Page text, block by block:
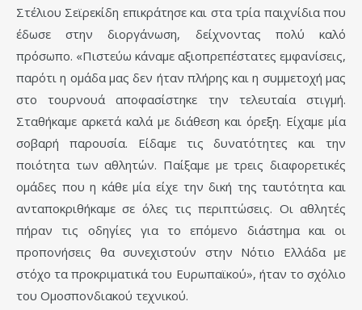
Στέλιου Σεϊρεκίδη επικράτησε και στα τρία παιχνίδια που
έδωσε στην διοργάνωση, δείχνοντας πολύ καλό
πρόσωπο. «Πιστεύω κάναμε αξιοπρεπέστατες εμφανίσεις,
παρότι η ομάδα μας δεν ήταν πλήρης και η συμμετοχή μας
στο τουρνουά αποφασίστηκε την τελευταία στιγμή.
Σταθήκαμε αρκετά καλά με διάθεση και όρεξη. Είχαμε μία
σοβαρή παρουσία. Είδαμε τις δυνατότητες και την
ποιότητα των αθλητών. Παίξαμε με τρεις διαφορετικές
ομάδες που η κάθε μία είχε την δική της ταυτότητα και
ανταποκριθήκαμε σε όλες τις περιπτώσεις. Οι αθλητές
πήραν τις οδηγίες για το επόμενο διάστημα και οι
προπονήσεις θα συνεχιστούν στην Νότιο Ελλάδα με
στόχο τα προκριματικά του Ευρωπαϊκού», ήταν το σχόλιο
του Ομοσπονδιακού τεχνικού.